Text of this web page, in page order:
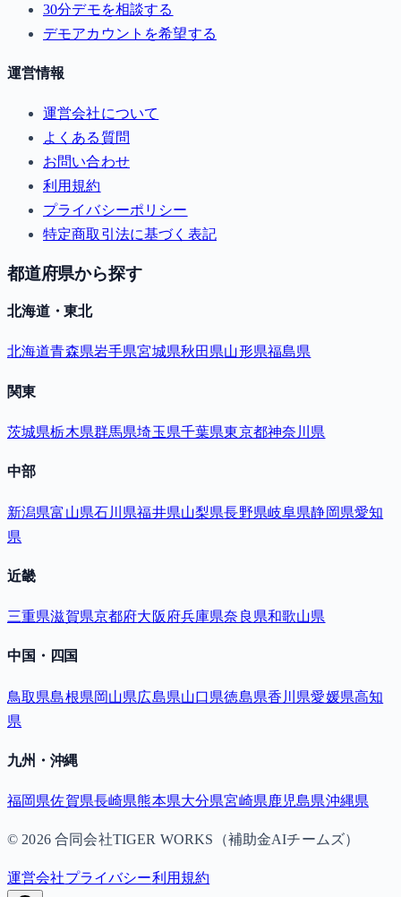
30分デモを相談する
デモアカウントを希望する
運営情報
運営会社について
よくある質問
お問い合わせ
利用規約
プライバシーポリシー
特定商取引法に基づく表記
都道府県から探す
北海道・東北
北海道青森県岩手県宮城県秋田県山形県福島県
関東
茨城県栃木県群馬県埼玉県千葉県東京都神奈川県
中部
新潟県富山県石川県福井県山梨県長野県岐阜県静岡県愛知
県
近畿
三重県滋賀県京都府大阪府兵庫県奈良県和歌山県
中国・四国
鳥取県島根県岡山県広島県山口県徳島県香川県愛媛県高知
県
九州・沖縄
福岡県佐賀県長崎県熊本県大分県宮崎県鹿児島県沖縄県
© 2026合同会社TIGER WORKS（補助金AIチームズ）
運営会社プライバシー利用規約